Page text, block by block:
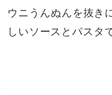
ウニうんぬんを抜き
しいソースとパスタ